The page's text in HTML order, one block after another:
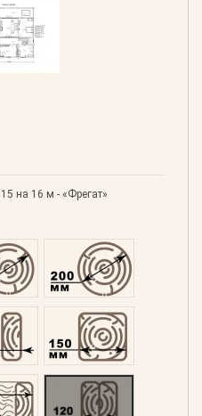
на 16 м - «Фрегат»
180
Оцилиндрованний
60
Профилированний
300 Клееный 120